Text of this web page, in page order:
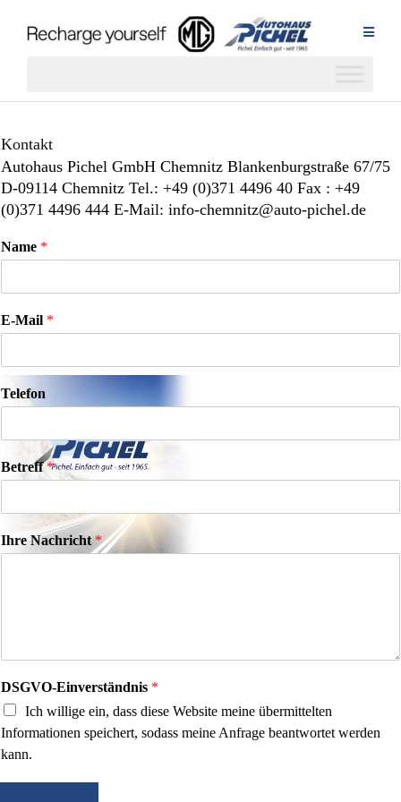
Inhalt
Kontakt
Autohaus Pichel GmbH Chemnitz Blankenburgstraße 67/75
D-09114 Chemnitz Tel.: +49 (0)371 4496 40 Fax : +49
(0)371 4496 444 E-Mail: info-chemnitz@auto-pichel.de
Name *
E-Mail *
Telefon
Betreff*
Ihre Nachricht*
DSGVO-Einverständnis *
Ich willige ein, dass diese Website meine übermittelten
Informationen speichert, sodass meine Anfrage beantwortet werden
kann.